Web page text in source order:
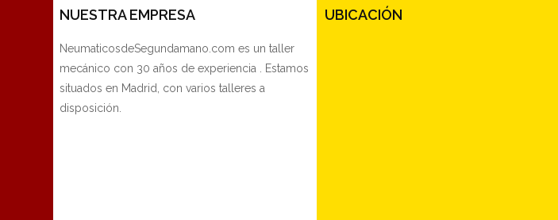
NUESTRA EMPRESA
NeumaticosdeSegundamano.com es un taller
mecánico con 30 años de experiencia . Estamos
situados en Madrid, con varios talleres a
disposición.
UBICACIÓN